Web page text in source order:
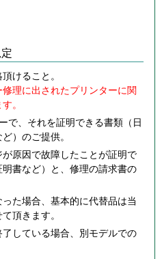
けること。
理に出されたプリンターに関
。
で、それを証明できる書類（日
）のご提供。
原因で故障したことが証明で
書など）と、修理の請求書の
た場合、基本的に代替品は当
頂きます。
している場合、別モデルでの